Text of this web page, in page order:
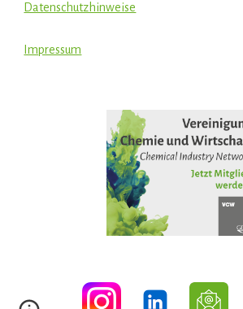
Datenschutzhinweise
Impressum